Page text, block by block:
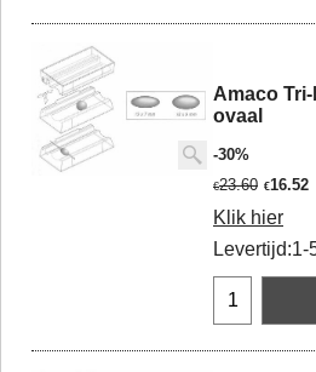
Amaco
ovaal
-30%
€23.60 €16.52
Klik hier
Levertijd:1-